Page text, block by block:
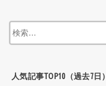
人気記事TOP10（過去7日）